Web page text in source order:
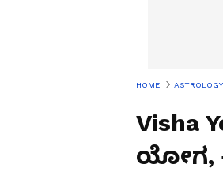
HOME ASTROLOGY
Visha
ಯೋಗ,